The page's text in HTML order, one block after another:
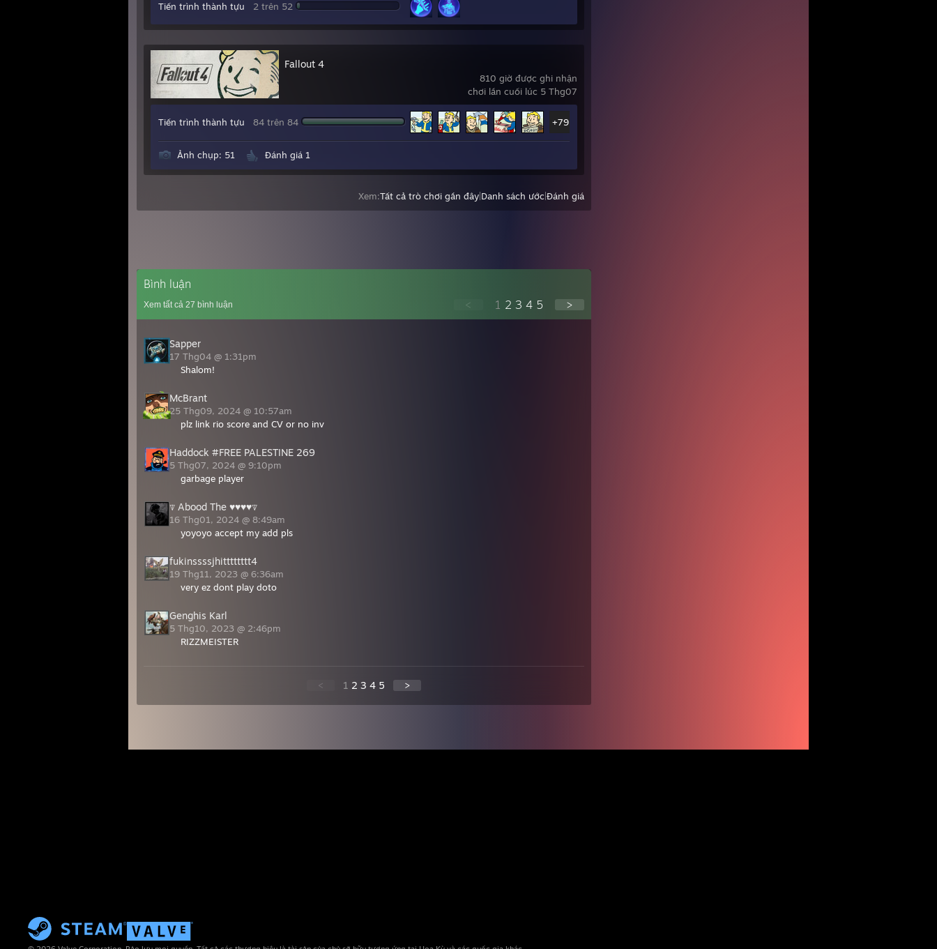
Tiến trình thành tựu 2 trên 52
810 giờ được ghi nhận
chơi lần cuối lúc 5 Thg07
Fallout 4
Tiến trình thành tựu 84 trên 84 +79
Ảnh chụp: 51 Đánh giá 1
Xem:Tất cả trò chơi gần đây Danh sách ướcĐánh giá
Bình luận
Xem tất cả 27 bình luận < 1 2 3 4 5 >
Sapper
17 Thg04 @ 1:31pm
Shalom!
McBrant
25 Thg09, 2024 @ 10:57am
plz link rio score and CV or no inv
Haddock #FREE PALESTINE 269
5 Thg07, 2024 @ 9:10pm
garbage player
⍒ Abood The ♥♥♥♥⍒
16 Thg01, 2024 @ 8:49am
yoyoyo accept my add pls
fukinssssjhitttttttt4
19 Thg11, 2023 @ 6:36am
very ez dont play doto
Genghis Karl
5 Thg10, 2023 @ 2:46pm
RIZZMEISTER
< 1 2 3 4 5 >